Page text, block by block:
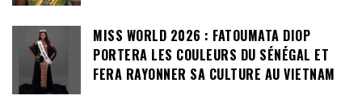
MISS WORLD 2026 : FATOUMATA DIOP
PORTERA LES COULEURS DU SÉNÉGAL ET
FERA RAYONNER SA CULTURE AU VIETNAM